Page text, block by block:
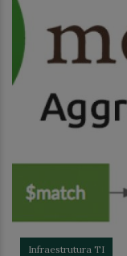
Infraestrutura TI